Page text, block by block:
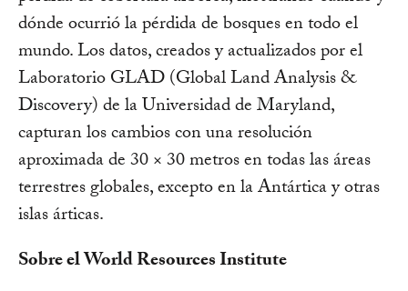
dónde ocurrió la pérdida de bosques en todo el
mundo. Los datos, creados y actualizados por el
Laboratorio GLAD (Global Land Analysis &
Discovery) de la Universidad de Maryland,
capturan los cambios con una resolución
aproximada de 30 × 30 metros en todas las áreas
terrestres globales, excepto en la Antártica y otras
islas árticas.
Sobre el World Resources Institute